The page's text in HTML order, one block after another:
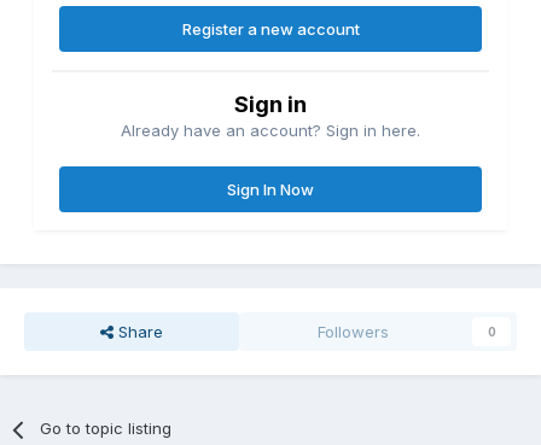
Register a new account
Sign in
Already have an account? Sign in here.
Sign In Now
Share Followers 0
Go to topic listing